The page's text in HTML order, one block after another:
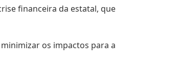
financeira da estatal, que
os impactos para a